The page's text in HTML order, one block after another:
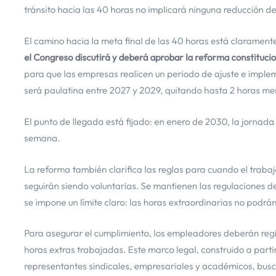
tránsito hacia las 40 horas no implicará ninguna reducción
El camino hacia la meta final de las 40 horas está
el Congreso discutirá y deberá aprobar la reforma
para que las empresas realicen un periodo de ajuste e
será paulatina entre 2027 y 2029, quitando hasta 2 horas
El punto de llegada está fijado: en enero de 2030, la
semana.
La reforma también clarifica las reglas para cuando el
seguirán siendo voluntarias. Se mantienen las regulaciones
se impone un límite claro: las horas extraordinarias no
Para asegurar el cumplimiento, los empleadores deberán
horas extras trabajadas. Este marco legal, construido a
representantes sindicales, empresariales y académicos,